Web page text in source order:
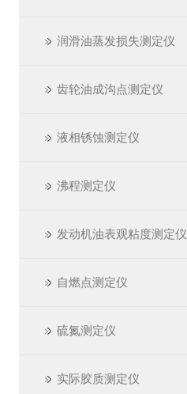
润滑油蒸发损失测定仪
齿轮油成沟点测定仪
液相锈蚀测定仪
沸程测定仪
发动机油表观粘度测定仪
自燃点测定仪
硫氮测定仪
实际胶质测定仪